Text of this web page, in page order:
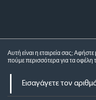
Αυτή είναι η εταιρεία σας;
πούμε περισσότερα για ταοφέλη